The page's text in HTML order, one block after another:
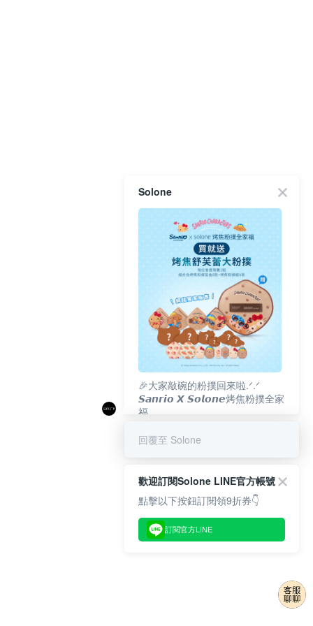
Solone
🎉大家敲碗的粉撲回來啦.ᐟ‪‪.ᐟ
𝙎𝙖𝙣𝙧𝙞𝙤 𝙓 𝙎𝙤𝙡𝙤𝙣𝙚烤焦粉撲全家
福
回覆至 Solone
歡迎訂閱Solone LINE官方帳號
點擊以下按鈕訂閱領9折券👇
訂閱官方LINE